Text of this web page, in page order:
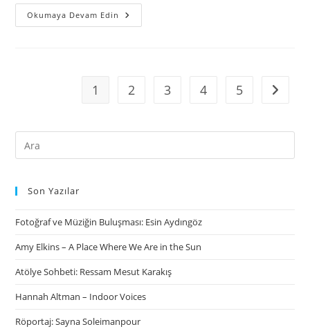
Okumaya Devam Edin
1 2 3 4 5
Son Yazılar
Fotoğraf ve Müziğin Buluşması: Esin Aydıngöz
Amy Elkins – A Place Where We Are in the Sun
Atölye Sohbeti: Ressam Mesut Karakış
Hannah Altman – Indoor Voices
Röportaj: Sayna Soleimanpour